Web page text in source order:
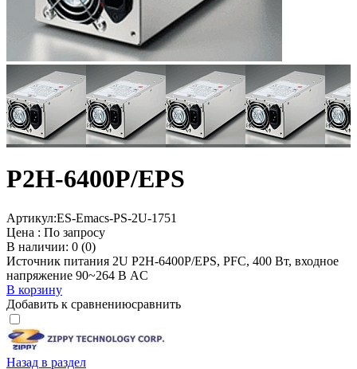
P2H-6400P/EPS
Артикул:ES-Emacs-PS-2U-1751
Цена : По запросу
В наличии: 0 (0)
Источник питания 2U P2H-6400P/EPS, PFC, 400 Вт, входное
напряжение 90~264 В AC
В корзину
Добавить к сравнениюсравнить
Назад в раздел